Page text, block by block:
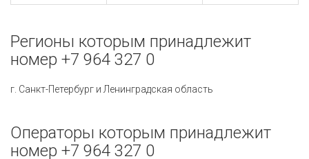
Регионы которым принадлежит
номер +7 964 327 0
г. Санкт-Петербург и Ленинградская область
Операторы которым принадлежит
номер +7 964 327 0